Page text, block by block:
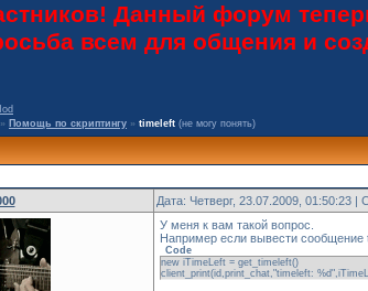
Данный форум
всем для общения и
» Помощь по скриптингу » timeleft (не могу понять)
Дата: Четверг, 23.07.2009, 01:50:23 |
У меня к вам такой вопрос.
Например если вывести сообщение
Code
new iTimeLeft = get_timeleft()
client_print(id,print_chat,"timeleft: